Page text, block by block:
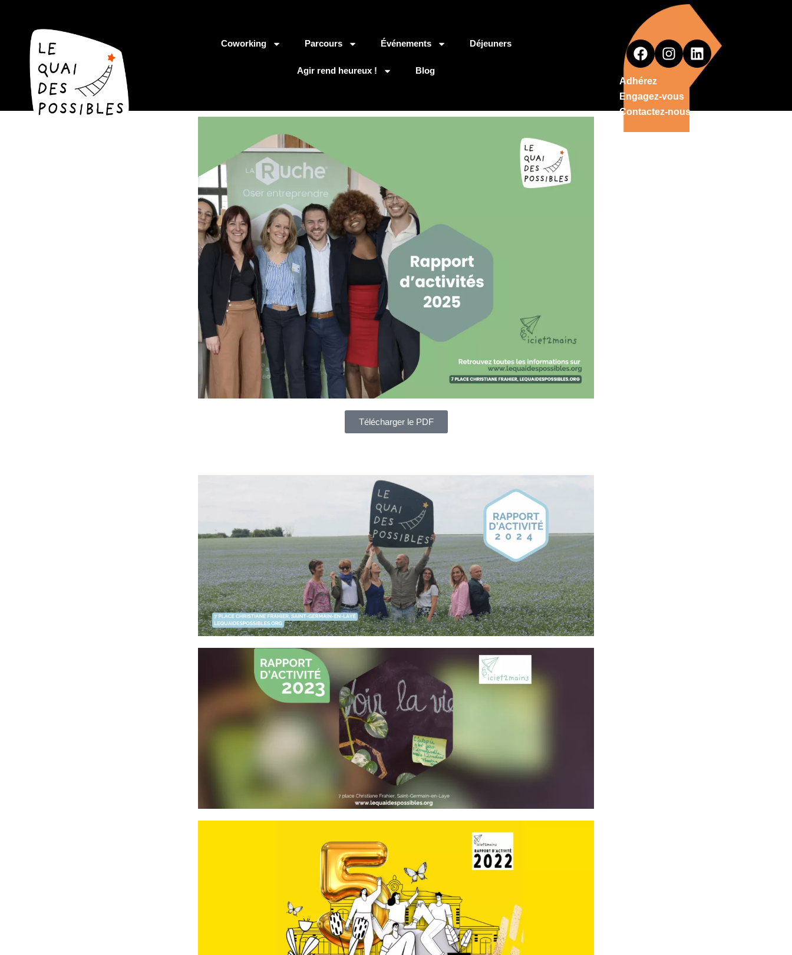
Coworking Parcours Événements Déjeuners
Agir rend heureux !
Blog
Adhérez
Engagez-vous
Contactez-nous
Télécharger le PDF